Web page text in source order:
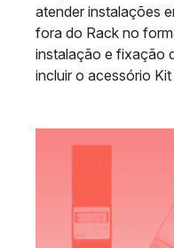
atender instalações
fora do Rack no
instalação e fixação
incluir o acessório